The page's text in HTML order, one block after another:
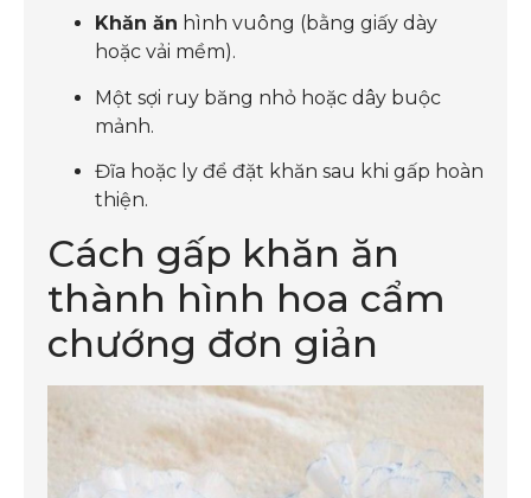
Khăn ăn hình vuông (bằng giấy dày
hoặc vải mềm).
Một sợi ruy băng nhỏ hoặc dây buộc
mảnh.
Đĩa hoặc ly để đặt khăn sau khi gấp hoàn
thiện.
Cách gấp khăn ăn
thành hình hoa cẩm
chướng đơn giản